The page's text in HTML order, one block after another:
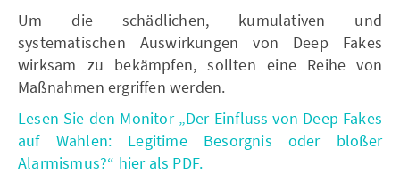
Um die schädlichen, kumulativen und
systematischen Auswirkungen von Deep Fakes
wirksam zu bekämpfen, sollten eine Reihe von
Maßnahmen ergriffen werden.
Lesen Sie den Monitor „Der Einfluss von Deep Fakes
auf Wahlen: Legitime Besorgnis oder bloßer
Alarmismus?“ hier als PDF.